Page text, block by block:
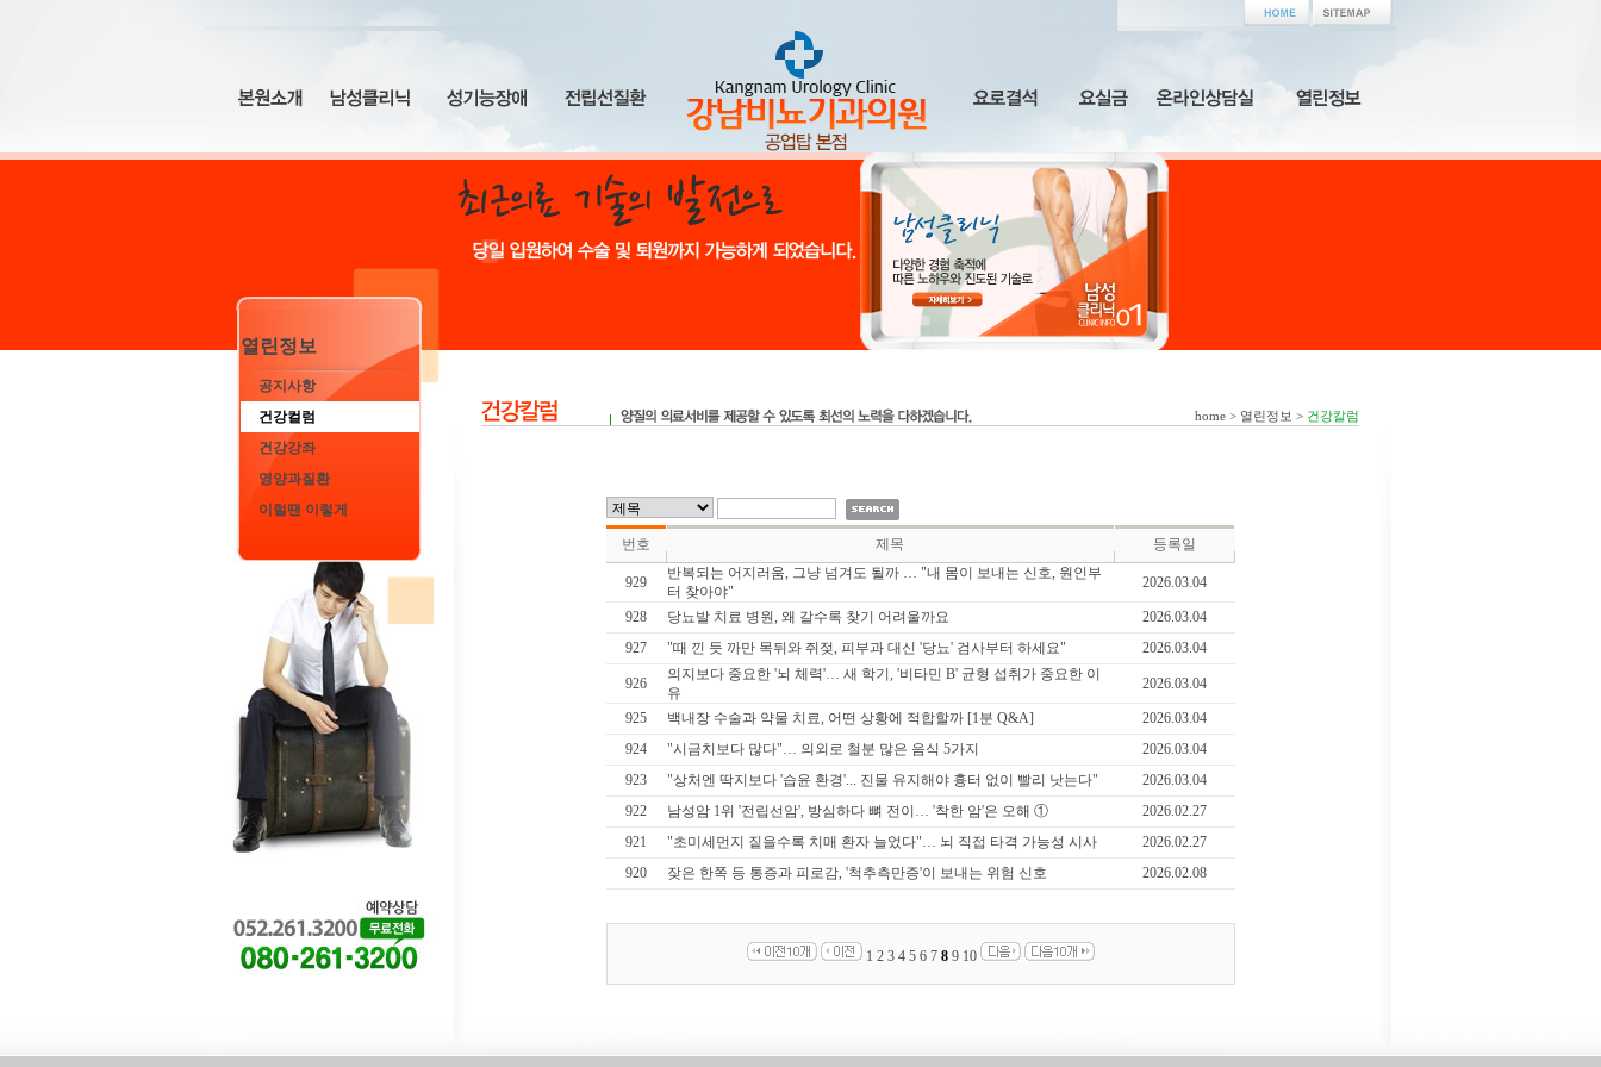
열린정보
공지사항
건강컬럼
건강강좌
영양과질환
이럴땐 이렇게
home > 열린정보 > 건강칼럼
번호 제목 등록일
929
반복되는 어지러움, 그냥 넘겨도 될까 … "내 몸이 보내는 신호, 원인부
터 찾아야"
2026.03.04
928 당뇨발 치료 병원, 왜 갈수록 찾기 어려울까요
2026.03.04
927
"때 낀 듯 까만 목뒤와 쥐젖, 피부과 대신 '당뇨' 검사부터 하세요" 2026.03.04
926
의지보다 중요한 '뇌 체력'… 새 학기, '비타민 B' 균형 섭취가 중요한 이
유
2026.03.04
925 백내장 수술과 약물 치료, 어떤 상황에 적합할까 [1분 Q&A]
2026.03.04
924
"시금치보다 많다"… 의외로 철분 많은 음식 5가지
2026.03.04
923
"상처엔 딱지보다 '습윤 환경'... 진물 유지해야 흉터 없이 빨리 낫는다"
2026.03.04
922
남성암 1위 '전립선암', 방심하다 뼈 전이… '착한 암'은 오해 ①
2026.02.27
921
"초미세먼지 짙을수록 치매 환자 늘었다"… 뇌 직접 타격 가능성 시사
2026.02.27
920
잦은 한쪽 등 통증과 피로감, '척추측만증'이 보내는 위험 신호 2026.02.08
1 2 3 4 5 6 7 8 9 10